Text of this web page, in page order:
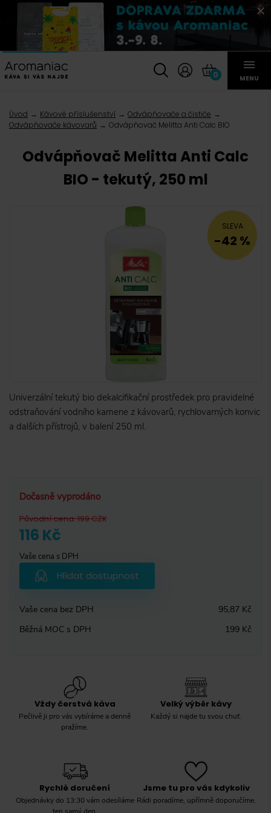
0 MENU
Úvod Kávové příslušenství
Odvápňovače a čističe
Odvápňovače kávovarů
Odvápňovač Melitta Anti Calc BIO
Odvápňovač Melitta Anti Calc
BIO - tekutý, 250 ml
SLEVA
-42 %
Univerzální tekutý bio dekalcifikační prostředek pro pravidelné
odstraňování vodního kamene z kávovarů, rychlovarných konvic
a dalších přístrojů, v balení 250 ml.
Dočasně vyprodáno
Původní cena:199CZK
116 Kč
Vaše cena s DPH
Hlídat dostupnost
Vaše cena bez DPH
95,87 Kč
Běžná MOC s DPH
199 Kč
Vždy čerstvá káva
Pečlivě ji pro vás vybíráme a denně
pražíme.
Velký výběr kávy
Každý si najde tu svou chuť.
Rychlé doručení
Objednávky do 13:30 vám odesíláme
Jsme tu pro vás kdykoliv
Rádi poradíme, upřímně doporučíme.